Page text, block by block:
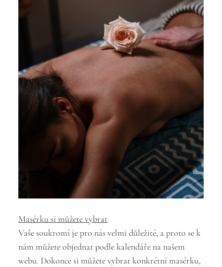
Masérku si můžete vybrat
Vaše soukromí je pro nás velmi důležité, a proto se k
nám můžete objednat podle kalendáře na našem
webu. Dokonce si můžete vybrat konkrétní masérku,